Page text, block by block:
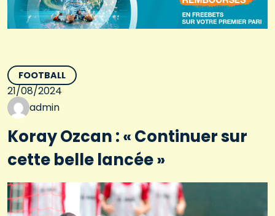
FOOTBALL
21/08/2024
admin
Koray Ozcan : « Continuer sur
cette belle lancée »